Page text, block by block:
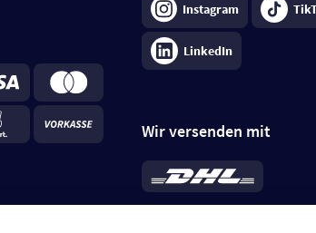
Instagram
LinkedIn
Wir versenden mit
*Standard 6,95 €; bei Kühlware
je Bestellung, insgesamt 7,94